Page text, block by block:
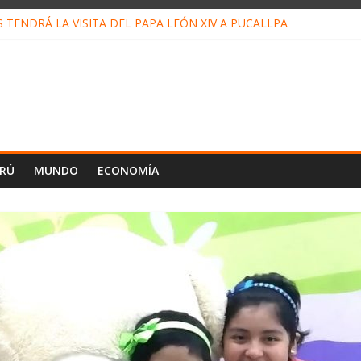
LA VISITA DEL PAPA LEÓN XIV A PUCALLPA
MUNDO ECONOMÍA